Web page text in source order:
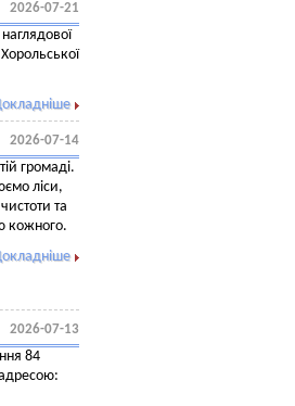
2026-07-21
2026-07-14
громаді.
ліси,
та
кожного.
2026-07-13
84
адресою: